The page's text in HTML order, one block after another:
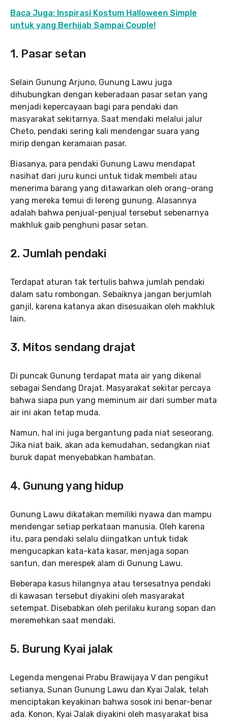
Baca Juga: Inspirasi Kostum Halloween Simple
untuk yang Berhijab Sampai Couple!
1. Pasar setan
Selain Gunung Arjuno, Gunung Lawu juga
dihubungkan dengan keberadaan pasar setan yang
menjadi kepercayaan bagi para pendaki dan
masyarakat sekitarnya. Saat mendaki melalui jalur
Cheto, pendaki sering kali mendengar suara yang
mirip dengan keramaian pasar.
Biasanya, para pendaki Gunung Lawu mendapat
nasihat dari juru kunci untuk tidak membeli atau
menerima barang yang ditawarkan oleh orang-orang
yang mereka temui di lereng gunung. Alasannya
adalah bahwa penjual-penjual tersebut sebenarnya
makhluk gaib penghuni pasar setan.
2. Jumlah pendaki
Terdapat aturan tak tertulis bahwa jumlah pendaki
dalam satu rombongan. Sebaiknya jangan berjumlah
ganjil, karena katanya akan disesuaikan oleh makhluk
lain.
3. Mitos sendang drajat
Di puncak Gunung terdapat mata air yang dikenal
sebagai Sendang Drajat. Masyarakat sekitar percaya
bahwa siapa pun yang meminum air dari sumber mata
air ini akan tetap muda.
Namun, hal ini juga bergantung pada niat seseorang.
Jika niat baik, akan ada kemudahan, sedangkan niat
buruk dapat menyebabkan hambatan.
4. Gunung yang hidup
Gunung Lawu dikatakan memiliki nyawa dan mampu
mendengar setiap perkataan manusia. Oleh karena
itu, para pendaki selalu diingatkan untuk tidak
mengucapkan kata-kata kasar, menjaga sopan
santun, dan merespek alam di Gunung Lawu.
Beberapa kasus hilangnya atau tersesatnya pendaki
di kawasan tersebut diyakini oleh masyarakat
setempat. Disebabkan oleh perilaku kurang sopan dan
meremehkan saat mendaki.
5. Burung Kyai jalak
Legenda mengenai Prabu Brawijaya V dan pengikut
setianya, Sunan Gunung Lawu dan Kyai Jalak, telah
menciptakan keyakinan bahwa sosok ini benar-benar
ada. Konon, Kyai Jalak diyakini oleh masyarakat bisa